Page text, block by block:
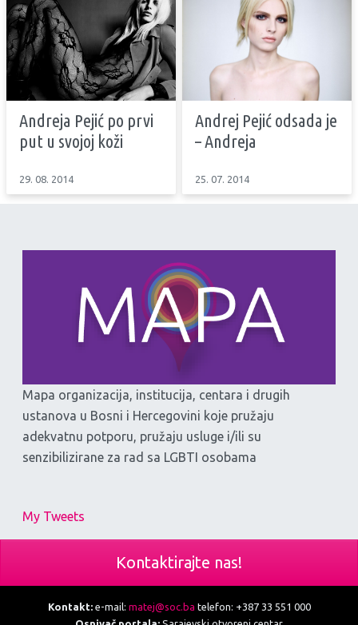
Andreja Pejić po prvi
put u svojoj koži
29. 08. 2014
Andrej Pejić odsada je
– Andreja
25. 07. 2014
Mapa organizacija, institucija, centara i drugih
ustanova u Bosni i Hercegovini koje pružaju
adekvatnu potporu, pružaju usluge i/ili su
senzibilizirane za rad sa LGBTI osobama
My Tweets
Kontaktirajte nas!
Kontakt:e-mail: matej@soc.ba telefon: +387 33 551 000